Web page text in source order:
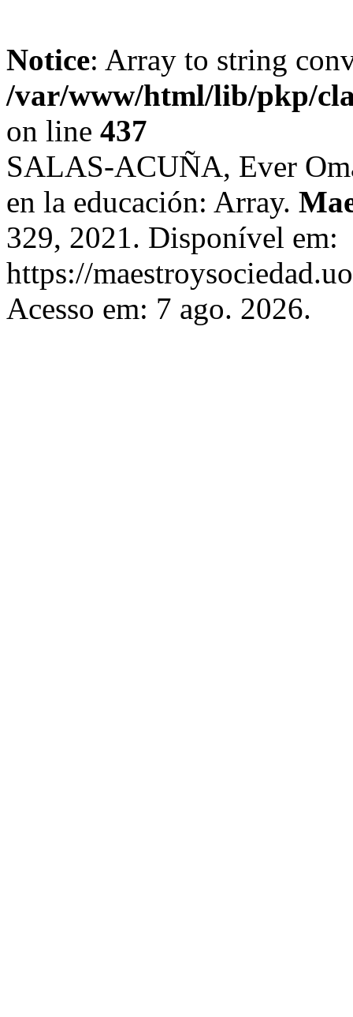
Notice: Array to string
/var/www/html/lib/pkp/
on line 437
SALAS-ACUÑA, Ever
en la educación: Array.
329, 2021. Disponível em:
https://
Acesso em: 7 ago. 2026.